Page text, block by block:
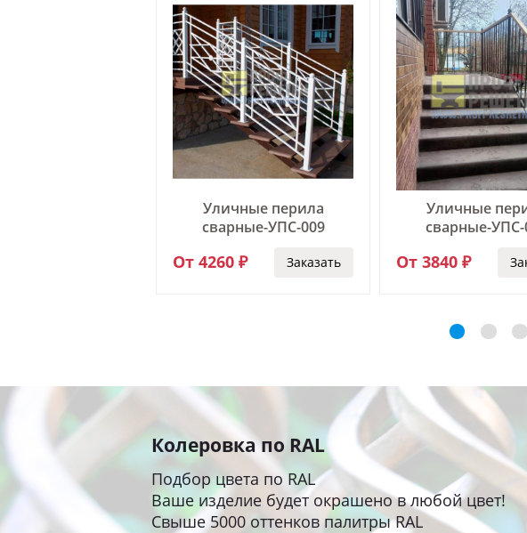
Уличные перила
сварные-УПС-009
От 4260 ₽ Заказать
Уличные
сварные-УПС-
От 3840 ₽
Колеровка по RAL
Подбор цвета по RAL
Ваше изделие будет окрашено в любой цвет!
Свыше 5000 оттенков палитры RAL